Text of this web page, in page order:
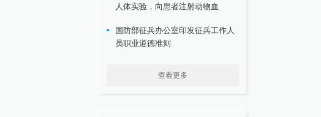
人体实验，向患者注射动物血
国防部征兵办公室印发征兵工作人
员职业道德准则
查看更多